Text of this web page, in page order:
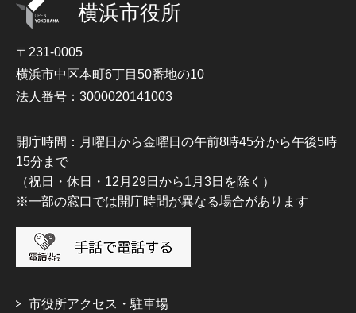
横浜市役所
〒231-0005
横浜市中区本町6丁目50番地の10
法人番号：3000020141003
開庁時間：月曜日から金曜日の午前8時45分から午後5時
15分まで
（祝日・休日・12月29日から1月3日を除く）
※一部の窓口では開庁時間が異なる場合があります
市役所アクセス・駐車場